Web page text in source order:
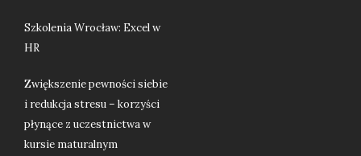
Szkolenia Wrocław: Excel w
HR
Zwiększenie pewności siebie
i redukcja stresu – korzyści
płynące z uczestnictwa w
kursie maturalnym